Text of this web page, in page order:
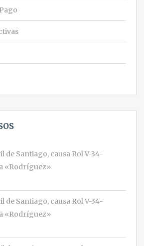
de Santiago, causa Rol V-34-
«Rodríguez»
de Santiago, causa Rol V-34-
«Rodríguez»